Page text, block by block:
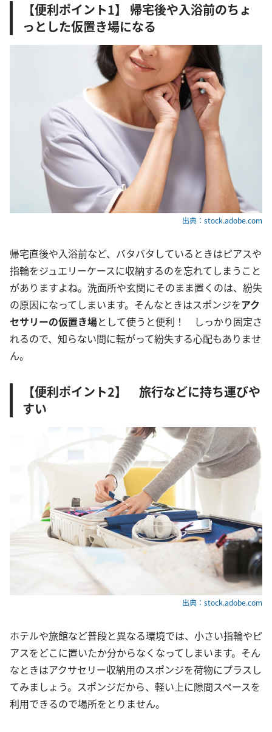
【便利ポイント1】 帰宅後や入浴前のちょ
っとした仮置き場になる
出典：stock.adobe.com
帰宅直後や入浴前など、バタバタしているときはピアスや
指輪をジュエリーケースに収納するのを忘れてしまうこと
がありますよね。洗面所や玄関にそのまま置くのは、紛失
の原因になってしまいます。そんなときはスポンジをアク
セサリーの仮置き場として使うと便利！ しっかり固定さ
れるので、知らない間に転がって紛失する心配もありませ
ん。
【便利ポイント2】 旅行などに持ち運びや
すい
出典：stock.adobe.com
ホテルや旅館など普段と異なる環境では、小さい指輪やピ
アスをどこに置いたか分からなくなってしまいます。そん
なときはアクサセリー収納用のスポンジを荷物にプラスし
てみましょう。スポンジだから、軽い上に隙間スペースを
利用できるので場所をとりません。